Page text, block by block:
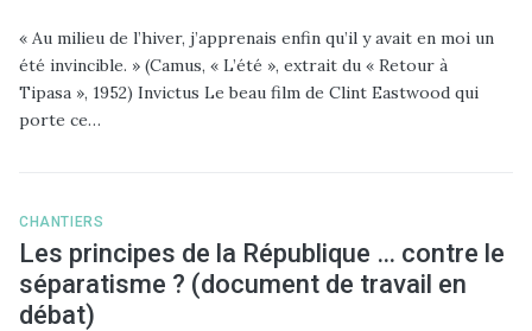
« Au milieu de l’hiver, j’apprenais enfin qu’il y avait en moi un
été invincible. » (Camus, « L’été », extrait du « Retour à
Tipasa », 1952) Invictus Le beau film de Clint Eastwood qui
porte ce…
CHANTIERS
Les principes de la République … contre le
séparatisme ? (document de travail en
débat)